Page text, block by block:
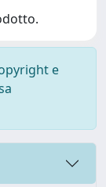
e